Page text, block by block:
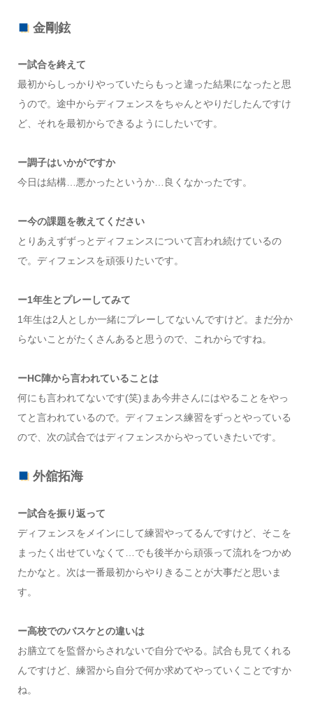
金剛鉉
ー試合を終えて
最初からしっかりやっていたらもっと違った結果になったと思
うので。途中からディフェンスをちゃんとやりだしたんですけ
ど、それを最初からできるようにしたいです。
ー調子はいかがですか
今日は結構…悪かったというか…良くなかったです。
ー今の課題を教えてください
とりあえずずっとディフェンスについて言われ続けているの
で。ディフェンスを頑張りたいです。
ー1年生とプレーしてみて
1年生は2人としか一緒にプレーしてないんですけど。まだ分か
らないことがたくさんあると思うので、これからですね。
ーHC陣から言われていることは
何にも言われてないです(笑)まあ今井さんにはやることをやっ
てと言われているので。ディフェンス練習をずっとやっている
ので、次の試合ではディフェンスからやっていきたいです。
外舘拓海
ー試合を振り返って
ディフェンスをメインにして練習やってるんですけど、そこを
まったく出せていなくて…でも後半から頑張って流れをつかめ
たかなと。次は一番最初からやりきることが大事だと思いま
す。
ー高校でのバスケとの違いは
お膳立てを監督からされないで自分でやる。試合も見てくれる
んですけど、練習から自分で何か求めてやっていくことですか
ね。